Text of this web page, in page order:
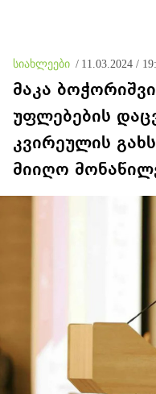
სიახლეები / 11.03.2024 /
მაკა
უფლებების
კვირეულის
მიიღო